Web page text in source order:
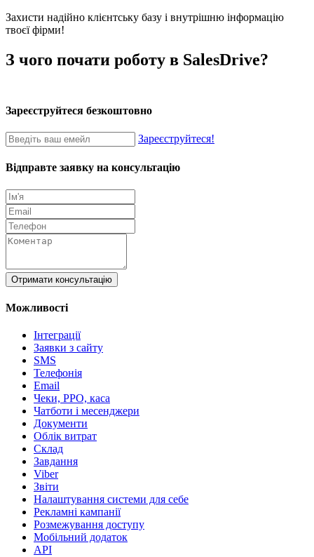
Захисти надійно клієнтську базу і внутрішню інформацію
твоєї фірми!
З чого почати роботу в SalesDrive?
Зареєструйтеся безкоштовно
Зареєструйтеся!
Відправте заявку на консультацію
Отримати консультацію
Можливості
Інтеграції
Заявки з сайту
SMS
Телефонія
Email
Чеки, РРО, каса
Чатботи і месенджери
Документи
Облік витрат
Склад
Завдання
Viber
Звіти
Налаштування системи для себе
Рекламні кампанії
Розмежування доступу
Мобільний додаток
API